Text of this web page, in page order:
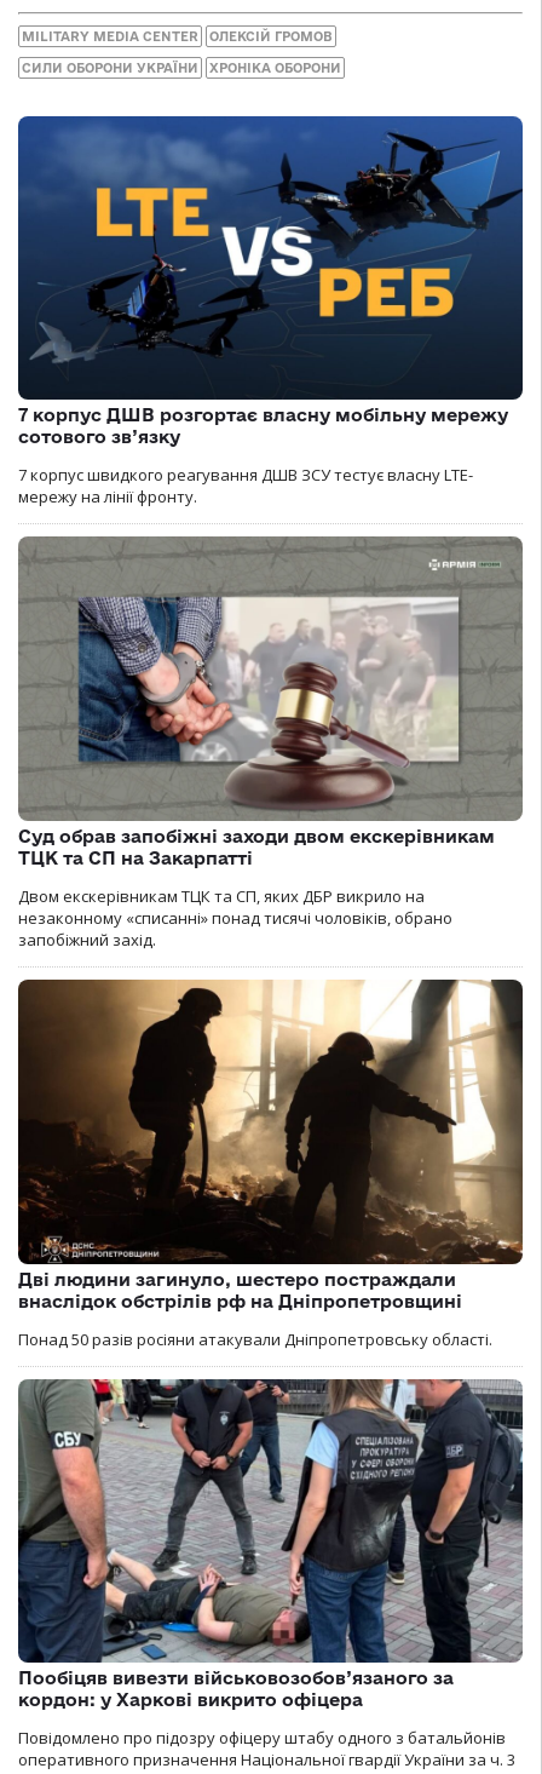
MILITARY MEDIA CENTER ОЛЕКСІЙ ГРОМОВ
СИЛИ ОБОРОНИ УКРАЇНИ ХРОНІКА ОБОРОНИ
7 корпус ДШВ розгортає власну мобільну мережу
сотового зв’язку
7 корпус швидкого реагування ДШВ ЗСУ тестує власну LTE-
мережу на лінії фронту.
Суд обрав запобіжні заходи двом екскерівникам
ТЦК та СП на Закарпатті
Двом екскерівникам ТЦК та СП, яких ДБР викрило на
незаконному «списанні» понад тисячі чоловіків, обрано
запобіжний захід.
Дві людини загинуло, шестеро постраждали
внаслідок обстрілів рф на Дніпропетровщині
Понад 50 разів росіяни атакували Дніпропетровську області.
Пообіцяв вивезти військовозобов’язаного за
кордон: у Харкові викрито офіцера
Повідомлено про підозру офіцеру штабу одного з батальйонів
оперативного призначення Національної гвардії України за ч. 3